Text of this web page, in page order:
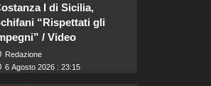
I di Sicilia,
“Rispettati gli
/ Video
Redazione
6 Agosto 2026 : 23:15